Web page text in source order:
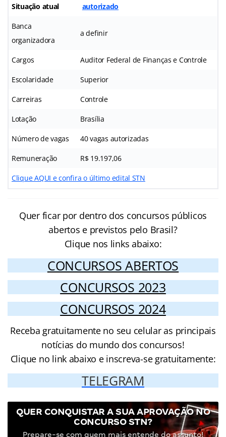
Situação atual autorizado
Banca
organizadora
a definir
Cargos Auditor Federal de Finanças e Controle
Escolaridade Superior
Carreiras Controle
Lotação Brasília
Número de vagas 40 vagas autorizadas
Remuneração R$ 19.197,06
Clique AQUI e confira o último edital STN
Quer ficar por dentro dos concursos públicos
abertos e previstos pelo Brasil?
Clique nos links abaixo:
CONCURSOS ABERTOS
CONCURSOS 2023
CONCURSOS 2024
Receba gratuitamente no seu celular as principais
notícias do mundo dos concursos!
Clique no link abaixo e inscreva-se gratuitamente:
TELEGRAM
QUER CONQUISTAR A SUA APROVAÇÃO NO
CONCURSO STN?
Prepare-se com quem mais entende do assunto!